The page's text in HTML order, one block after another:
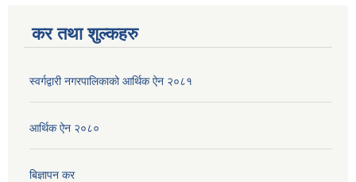
कर तथा शुल्कहरु
स्वर्गद्वारी नगरपालिकाको आर्थिक ऐन २०८१
आर्थिक ऐन २०८०
बिज्ञापन कर